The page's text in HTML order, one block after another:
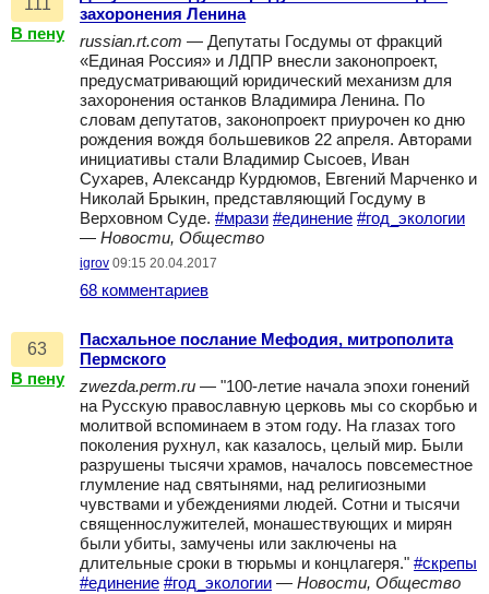
111
В пену
захоронения Ленина
russian.rt.com — Депутаты Госдумы от фракций
«Единая Россия» и ЛДПР внесли законопроект,
предусматривающий юридический механизм для
захоронения останков Владимира Ленина. По
словам депутатов, законопроект приурочен ко дню
рождения вождя большевиков 22 апреля. Авторами
инициативы стали Владимир Сысоев, Иван
Сухарев, Александр Курдюмов, Евгений Марченко и
Николай Брыкин, представляющий Госдуму в
Верховном Суде. #мрази #единение #год_экологии
— Новости, Общество
igrov 09:15 20.04.2017
68 комментариев
63
В пену
Пасхальное послание Мефодия, митрополита
Пермского
zwezda.perm.ru — "100-летие начала эпохи гонений
на Русскую православную церковь мы со скорбью и
молитвой вспоминаем в этом году. На глазах того
поколения рухнул, как казалось, целый мир. Были
разрушены тысячи храмов, началось повсеместное
глумление над святынями, над религиозными
чувствами и убеждениями людей. Сотни и тысячи
священно­служителей, монашествующих и мирян
были убиты, замучены или заключены на
длительные сроки в тюрьмы и концлагеря." #скрепы
#единение #год_экологии — Новости, Общество